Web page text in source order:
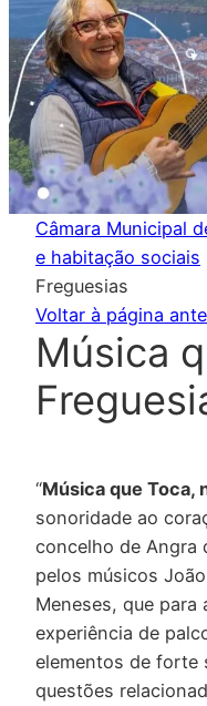
Câmara Municipal
e habitação sociais
Freguesias
Voltar à página
Música
“Música que Toca,
sonoridade ao
concelho de Angra
pelos músicos
Meneses, que para
experiência de
elementos de forte
questões